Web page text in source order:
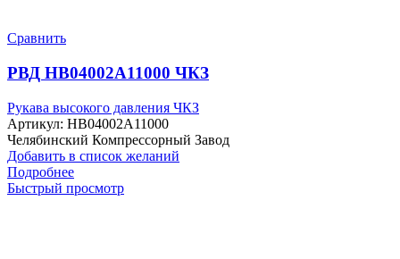
Сравнить
РВД HB04002A11000 ЧКЗ
Рукава высокого давления ЧКЗ
Артикул: HB04002A11000
Челябинский Компрессорный Завод
Добавить в список желаний
Подробнее
Быстрый просмотр